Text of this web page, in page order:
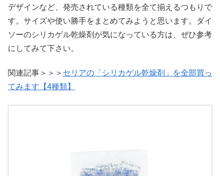
デザインなど、発売されている種類を全て揃えるつもりで
す。サイズや使い勝手をまとめてみようと思います。ダイ
ソーのシリカゲル乾燥剤が気になっている方は、ぜひ参考
にしてみて下さい。
関連記事＞＞＞ セリアの「シリカゲル乾燥剤」を全部買っ
てみます【4種類】